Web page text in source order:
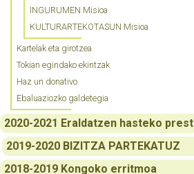
INGURUMEN Misioa
KULTURARTEKOTASUN Misioa
Kartelak eta girotzea
Tokian egindako ekintzak
Haz un donativo
Ebaluaziozko galdetegia
2020-2021 Eraldatzen hasteko prest
2019-2020 BIZITZA PARTEKATUZ
2018-2019 Kongoko erritmoa